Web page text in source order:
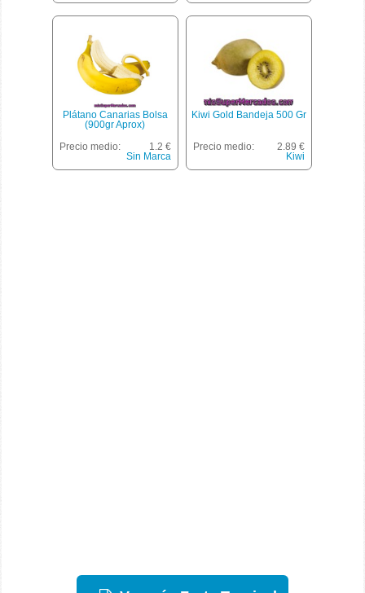
Plátano Canarias Bolsa
(900gr Aprox)
Precio medio:
1.2 €
Sin Marca
Kiwi Gold Bandeja 500 Gr
Precio medio:
2.89 €
Kiwi